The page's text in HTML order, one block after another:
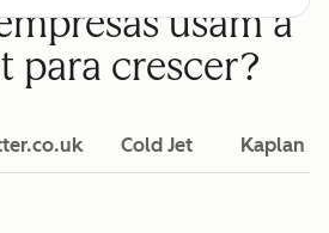
usam a
para crescer?
Cold Jet Kaplan